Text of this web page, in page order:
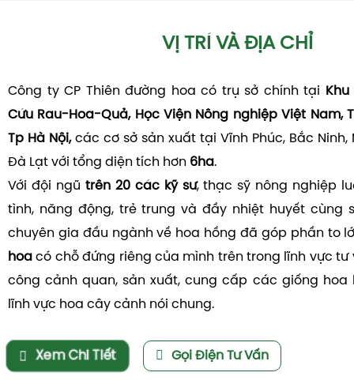
VỊ TRÍ VÀ ĐỊA CHỈ
Công ty CP Thiên đường hoa có trụ sở chính tại
Cứu Rau-Hoa-Quả, Học Viện Nông nghiệp Việt Nam,
Tp Hà Nội,các cơ sở sản xuất tại Vĩnh Phúc, Bắc Ninh,
Đà Lạt với tổng diện tích hơn 6ha.
Với đội ngũ trên 20 các kỹ sư, thạc sỹ nông nghiệp
tình, năng động, trẻ trung và đầy nhiệt huyết cùng
chuyên gia đầu ngành về hoa hồng đã góp phần to
hoa có chỗ đứng riêng của mình trên trong lĩnh vực tư
công cảnh quan, sản xuất, cung cấp các giống hoa
lĩnh vực hoa cây cảnh nói chung.
Xem Chi Tiết Gọi Điện Tư Vấn